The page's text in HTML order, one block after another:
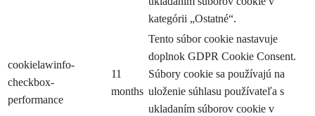
kategórii „Ostatné“.
cookielawinfo-
checkbox-
performance
11
months
Tento súbor cookie nastavuje
doplnok GDPR Cookie Consent.
Súbory cookie sa používajú na
uloženie súhlasu používateľa s
ukladaním súborov cookie v